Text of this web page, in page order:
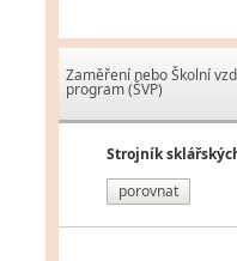
Zaměření nebo Školní
program (ŠVP)
Strojník
porovnat